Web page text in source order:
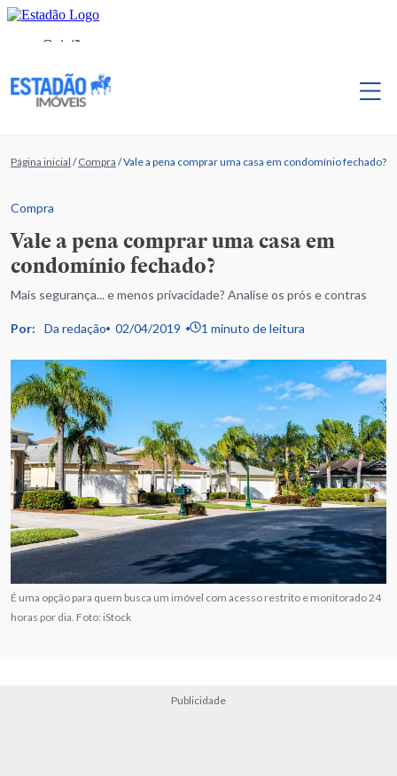
Página inicial /Compra /Vale a pena comprar uma casa em condomínio fechado?
Compra
Vale a pena comprar uma casa em
condomínio fechado?
Mais segurança... e menos privacidade? Analise os prós e contras
Por: Da redação 02/04/2019 1 minuto de leitura
É uma opção para quem busca um imóvel com acesso restrito e monitorado 24
horas por dia. Foto: iStock
Publicidade